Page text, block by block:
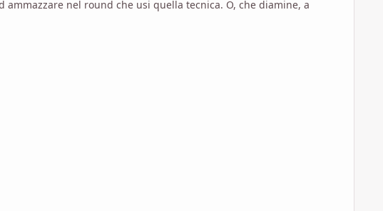
nel round che usi quella tecnica. O, che diamine, a